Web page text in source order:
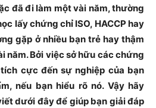
đã đi làm một vài năm, thường
lấy chứng chỉ ISO, HACCP hay
gặp ở nhiều bạn trẻ hay thậm
năm. Bởi việc sở hữu các chứng
cực đến sự nghiệp của bạn
nếu bạn hiểu rõ nó. Vậy hãy
dưới đây để giúp bạn giải đáp